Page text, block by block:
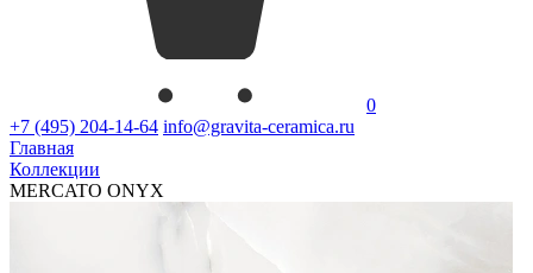
0
+7 (495) 204-14-64 info@gravita-ceramica.ru
Главная
Коллекции
MERCATO ONYX